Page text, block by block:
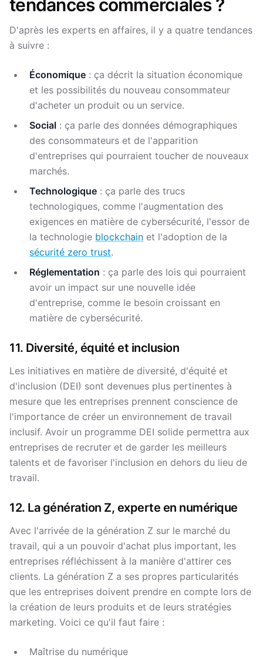
tendances commerciales ?
D'après les experts en affaires, il y a quatre tendances
à suivre :
Économique : ça décrit la situation économique
et les possibilités du nouveau consommateur
d'acheter un produit ou un service.
Social : ça parle des données démographiques
des consommateurs et de l'apparition
d'entreprises qui pourraient toucher de nouveaux
marchés.
Technologique : ça parle des trucs
technologiques, comme l'augmentation des
exigences en matière de cybersécurité, l'essor de
la technologie blockchain et l'adoption de la
sécurité zero trust.
Réglementation : ça parle des lois qui pourraient
avoir un impact sur une nouvelle idée
d'entreprise, comme le besoin croissant en
matière de cybersécurité.
11. Diversité, équité et inclusion
Les initiatives en matière de diversité, d'équité et
d'inclusion (DEI) sont devenues plus pertinentes à
mesure que les entreprises prennent conscience de
l'importance de créer un environnement de travail
inclusif. Avoir un programme DEI solide permettra aux
entreprises de recruter et de garder les meilleurs
talents et de favoriser l'inclusion en dehors du lieu de
travail.
12. La génération Z, experte en numérique
Avec l'arrivée de la génération Z sur le marché du
travail, qui a un pouvoir d'achat plus important, les
entreprises réfléchissent à la manière d'attirer ces
clients. La génération Z a ses propres particularités
que les entreprises doivent prendre en compte lors de
la création de leurs produits et de leurs stratégies
marketing. Voici ce qu'il faut faire :
Maîtrise du numérique